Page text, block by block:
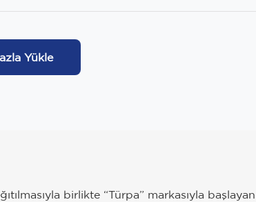
Yükle
birlikte “Türpa” markasıyla